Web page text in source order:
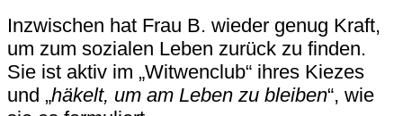
Inzwischen hat Frau B. wieder genug Kraft,
um zum sozialen Leben zurück zu finden.
Sie ist aktiv im „Witwenclub“ ihres Kiezes
und „häkelt, um am Leben zu bleiben“, wie